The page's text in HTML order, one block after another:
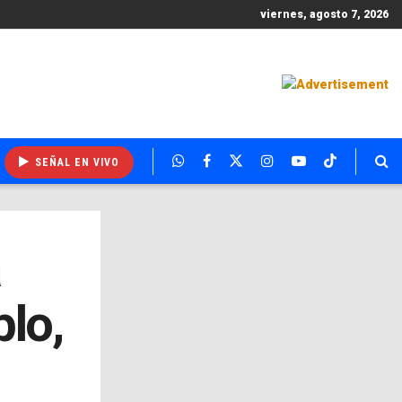
viernes, agosto 7, 2026
SEÑAL EN VIVO